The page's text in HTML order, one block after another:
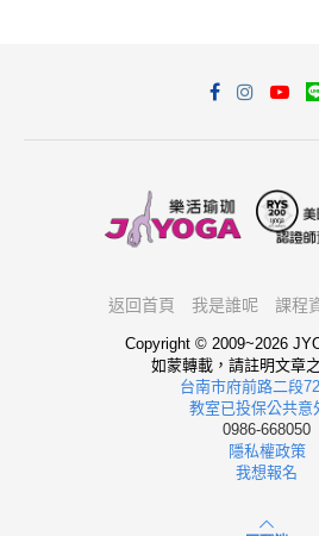
返回首頁 我是誰呢 課程
Copyright © 2009~2026
如蒙轉載，請註明文章
台南市府前路二段
教室已投保公共意
0986-668050
隱私權政策
我想報名